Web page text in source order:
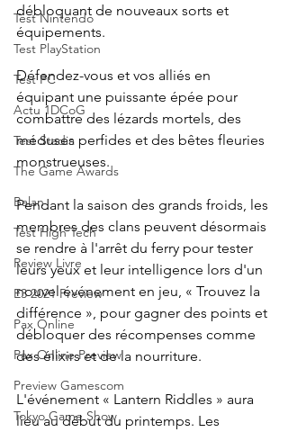
Test Nintendo
Test PlayStation
Test PC
Actu 1DCoG
Test Stadia
The Game Awards
Balan
Test High Tech
Review Livre
E3 2021 Preview
Pax Online
Pax Online Preview
Preview Gamescom
Tokyo Game Show
débloquant de nouveaux sorts et
équipements.
Défendez-vous et vos alliés en
équipant une puissante épée pour
combattre des lézards mortels, des
méduses perfides et des bêtes fleuries
monstrueuses.
Pendant la saison des grands froids, les
membres des clans peuvent désormais
se rendre à l'arrêt du ferry pour tester
leurs yeux et leur intelligence lors d'un
nouvel événement en jeu, « Trouvez la
différence », pour gagner des points et
débloquer des récompenses comme
des élixirs et de la nourriture.
L'événement « Lantern Riddles » aura
lieu au début du printemps. Les